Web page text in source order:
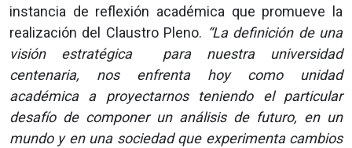
instancia de reflexión académica que promueve la
realización del Claustro Pleno. “La definición de una
visión estratégica para nuestra universidad
centenaria, nos enfrenta hoy como unidad
académica a proyectarnos teniendo el particular
desafío de componer un análisis de futuro, en un
mundo y en una sociedad que experimenta cambios